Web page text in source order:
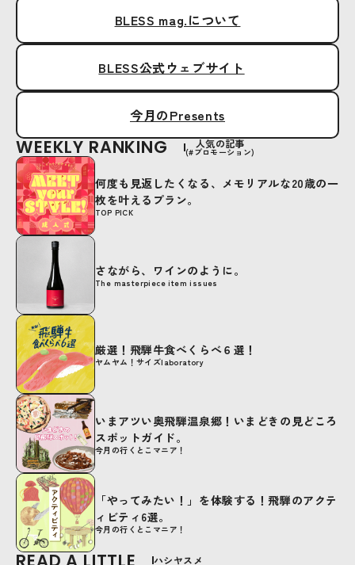
BLESS mag.について
BLESS公式ウェブサイト
今月のPresents
WEEKLY RANKING 人気の記事
(#プロモーション)
TOP PICK
何度も見返したくなる、メモリアルな20歳の一
枚を叶えるプラン。
The masterpiece item issues
さながら、ワインのように。
ヤムヤム！サイズlaboratory
厳選！飛騨牛食べくらべ６選！
今月の行くとこマニア！
いまアツい奥飛騨温泉郷！いまどきの見どころ
スポットガイド。
今月の行くとこマニア！
「やってみたい！」を体験する！飛騨のアクテ
ィビティ6選。
ハシヤスメ